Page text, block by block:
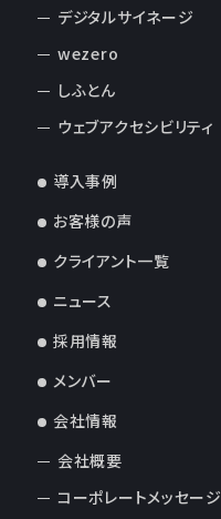
デジタルサイネージ
wezero
しふとん
ウェブアクセシビリティ
導入事例
お客様の声
クライアント一覧
ニュース
採用情報
メンバー
会社情報
会社概要
コーポレートメッセージ